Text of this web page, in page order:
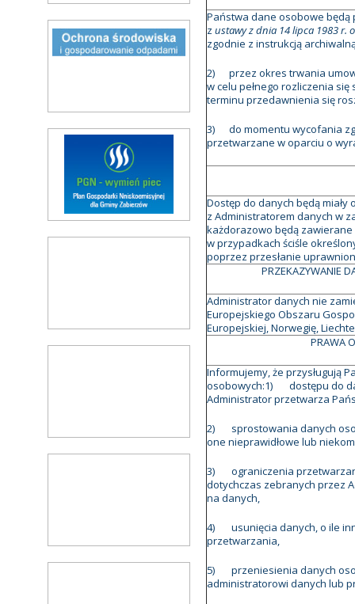
Państwa dane osobowe
z ustawy z dnia 14 lipca 1983 r.
zgodnie z instrukcją
2) przez okres trwania
w celu pełnego rozliczenia
terminu przedawnienia się
3) do momentu wycofania
przetwarzane w oparciu o
Dostęp do danych będą miały
z Administratorem danych w
każdorazowo będą
w przypadkach ściśle
poprzez przesłanie
PRZEKAZYWANIE
Administrator danych nie
Europejskiego Obszaru
Europejskiej, Norwegię,
PRAWA
Informujemy, że przysługują
osobowych:1) dostępu do
Administrator przetwarza
2) sprostowania danych
one nieprawidłowe lub
3) ograniczenia
dotychczas zebranych przez
na danych,
4) usunięcia danych, o ile
przetwarzania,
5) przeniesienia danych
administratorowi danych lub